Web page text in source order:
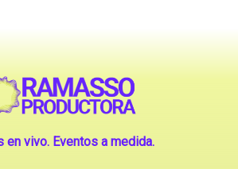
en vivo. Eventos a medida.